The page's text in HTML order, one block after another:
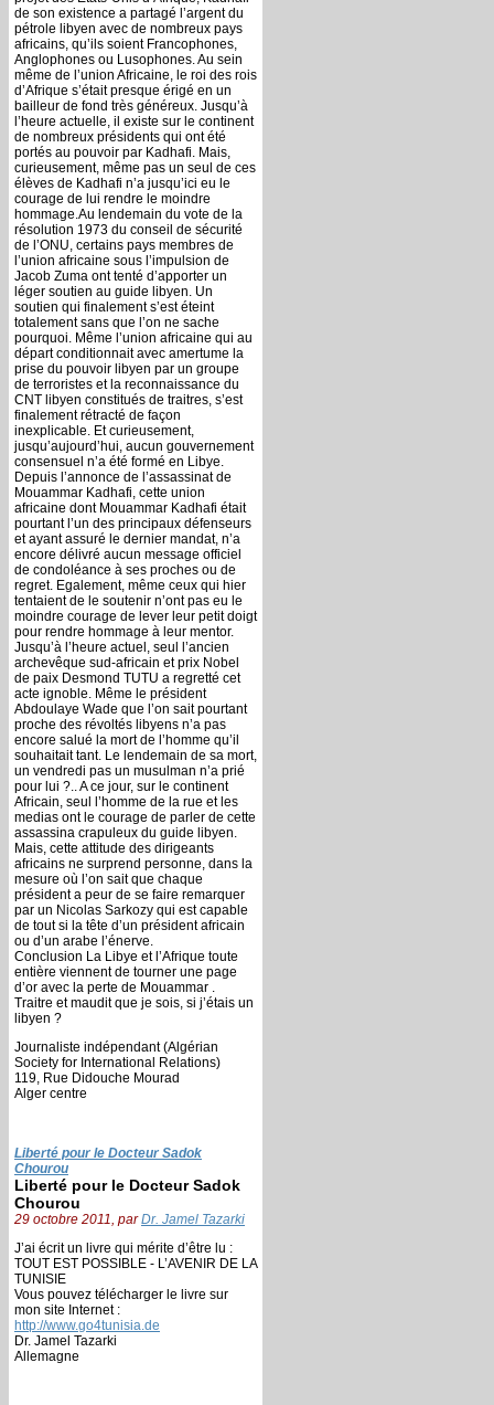
de son existence a partagé l’argent du
pétrole libyen avec de nombreux pays
africains, qu’ils soient Francophones,
Anglophones ou Lusophones. Au sein
même de l’union Africaine, le roi des rois
d’Afrique s’était presque érigé en un
bailleur de fond très généreux. Jusqu’à
l’heure actuelle, il existe sur le continent
de nombreux présidents qui ont été
portés au pouvoir par Kadhafi. Mais,
curieusement, même pas un seul de ces
élèves de Kadhafi n’a jusqu’ici eu le
courage de lui rendre le moindre
hommage.Au lendemain du vote de la
résolution 1973 du conseil de sécurité
de l’ONU, certains pays membres de
l’union africaine sous l’impulsion de
Jacob Zuma ont tenté d’apporter un
léger soutien au guide libyen. Un
soutien qui finalement s’est éteint
totalement sans que l’on ne sache
pourquoi. Même l’union africaine qui au
départ conditionnait avec amertume la
prise du pouvoir libyen par un groupe
de terroristes et la reconnaissance du
CNT libyen constitués de traitres, s’est
finalement rétracté de façon
inexplicable. Et curieusement,
jusqu’aujourd’hui, aucun gouvernement
consensuel n’a été formé en Libye.
Depuis l’annonce de l’assassinat de
Mouammar Kadhafi, cette union
africaine dont Mouammar Kadhafi était
pourtant l’un des principaux défenseurs
et ayant assuré le dernier mandat, n’a
encore délivré aucun message officiel
de condoléance à ses proches ou de
regret. Egalement, même ceux qui hier
tentaient de le soutenir n’ont pas eu le
moindre courage de lever leur petit doigt
pour rendre hommage à leur mentor.
Jusqu’à l’heure actuel, seul l’ancien
archevêque sud-africain et prix Nobel
de paix Desmond TUTU a regretté cet
acte ignoble. Même le président
Abdoulaye Wade que l’on sait pourtant
proche des révoltés libyens n’a pas
encore salué la mort de l’homme qu’il
souhaitait tant. Le lendemain de sa mort,
un vendredi pas un musulman n’a prié
pour lui ?.. A ce jour, sur le continent
Africain, seul l’homme de la rue et les
medias ont le courage de parler de cette
assassina crapuleux du guide libyen.
Mais, cette attitude des dirigeants
africains ne surprend personne, dans la
mesure où l’on sait que chaque
président a peur de se faire remarquer
par un Nicolas Sarkozy qui est capable
de tout si la tête d’un président africain
ou d’un arabe l’énerve.
Conclusion La Libye et l’Afrique toute
entière viennent de tourner une page
d’or avec la perte de Mouammar .
Traitre et maudit que je sois, si j’étais un
libyen ?
Journaliste indépendant (Algérian
Society for International Relations)
119, Rue Didouche Mourad
Alger centre
Liberté pour le Docteur Sadok
Chourou
Liberté pour le Docteur Sadok
Chourou
29 octobre 2011, parDr. Jamel Tazarki
J’ai écrit un livre qui mérite d’être lu :
TOUT EST POSSIBLE - L’AVENIR DE LA
TUNISIE
Vous pouvez télécharger le livre sur
mon site Internet :
http://www.go4tunisia.de
Dr. Jamel Tazarki
Allemagne